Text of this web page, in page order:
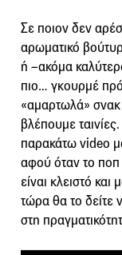
Σε ποιον δεν
αρωματικό
ή –ακόμα
πιο… γκουρμέ
«αμαρτωλά»
βλέπουμε
παρακάτω video
αφού όταν το ποπ
είναι κλειστό
τώρα θα το δείτε
στη